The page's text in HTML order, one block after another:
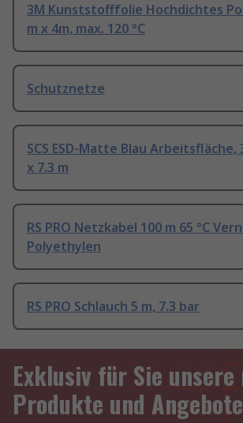
3M Kunststofffolie Hochdichtes
m x 4m, max. 120 °C
Schutznetze
SCS ESD-Matte Blau Arbeitsfläche,
x 7.3 m
RS PRO Netzkabel 100 m 65 °C
Polyethylen
RS PRO Schlauch 5 m, 7.3 bar
Exklusiv für Sie unsere
Produkte und Angebote